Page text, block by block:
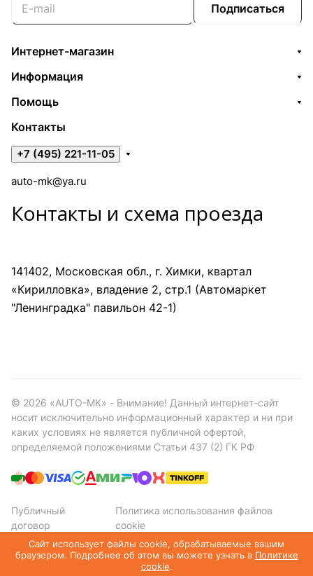
Подписаться
Интернет-магазин
Информация
Помощь
Контакты
+7 (495) 221-11-05
auto-mk@ya.ru
Контакты и схема проезда
141402, Московская обл., г. Химки, квартал
«Кирилловка», владение 2, стр.1 (Автомаркет
"Ленинградка" павильон 42-1)
© 2026 «AUTO-MK» - Внимание! Данный интернет-сайт
носит исключительно информационный характер и ни при
каких условиях не является публичной офертой,
определяемой положениями Статьи 437 (2) ГК РФ
Публичный
договор
Политика использования файлов
cookie
Политика конфиденциальности
Сайт использует файлы cookie, обрабатываемые вашим
браузером. Подробнее об этом вы можете узнать в Политике
cookie.